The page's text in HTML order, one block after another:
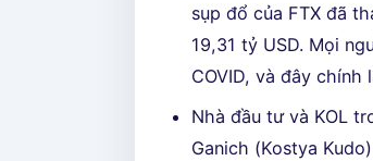
sụp đổ của FTX đã
19,31 tỷ USD. Mọi
COVID, và đây chính
Nhà đầu tư và KOL
Ganich (Kostya